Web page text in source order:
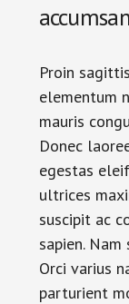
Proin
elementum
mauris
Donec
egestas
ultrices
suscipit ac
sapien.
Orci varius
parturient